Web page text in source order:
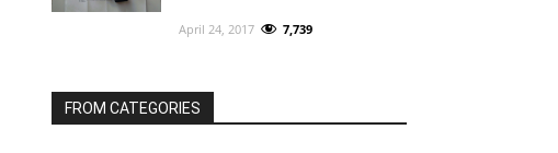
April 24, 2017 7,739
FROM CATEGORIES